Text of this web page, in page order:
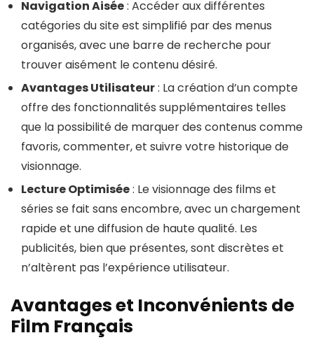
Navigation Aisée: Accéder aux différentes
catégories du site est simplifié par des menus
organisés, avec une barre de recherche pour
trouver aisément le contenu désiré.
Avantages Utilisateur: La création d’un compte
offre des fonctionnalités supplémentaires telles
que la possibilité de marquer des contenus comme
favoris, commenter, et suivre votre historique de
visionnage.
Lecture Optimisée: Le visionnage des films et
séries se fait sans encombre, avec un chargement
rapide et une diffusion de haute qualité. Les
publicités, bien que présentes, sont discrètes et
n’altèrent pas l’expérience utilisateur.
Avantages et Inconvénients de
Film Français